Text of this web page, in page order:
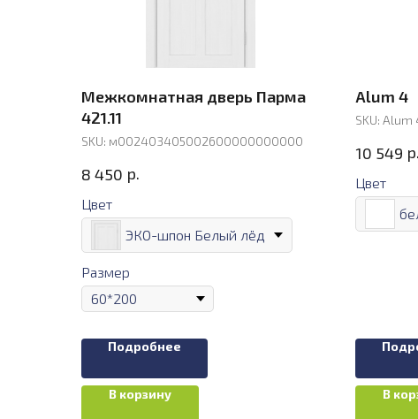
Межкомнатная дверь Парма
421.11
SKU: м002403405002600000000000
8 450 р.
Цвет
ЭКО-шпон Белый лёд
Размер
Подробнее
В корзину
Alum 4
SKU: Alum
10 549 р.
Цвет
В